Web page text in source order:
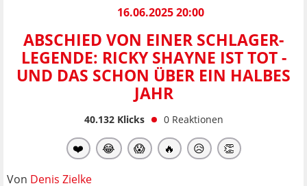
16.06.2025 20:00
ABSCHIED VON EINER SCHLAGER-
LEGENDE: RICKY SHAYNE IST TOT -
UND DAS SCHON ÜBER EIN HALBES
JAHR
40.132Klicks 0 Reaktionen
❤️ 😂 😱 🔥 😥 👏
Von Denis Zielke